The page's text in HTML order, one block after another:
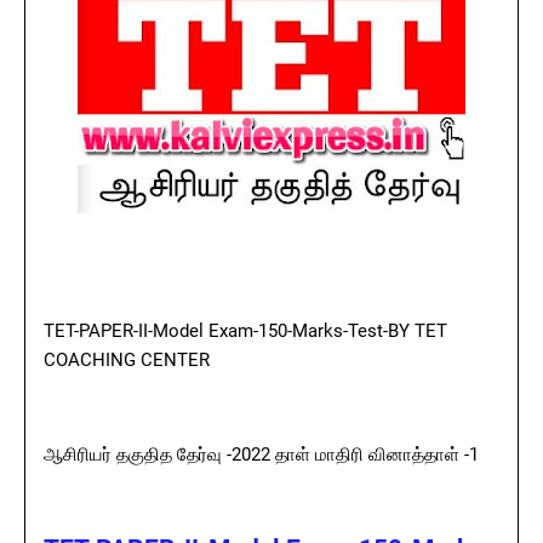
TET-PAPER-II-Model Exam-150-Marks-Test-BY TET
COACHING CENTER
ஆசிரியர் தகுதித தேர்வு -2022 தாள் மாதிரி வினாத்தாள் -1